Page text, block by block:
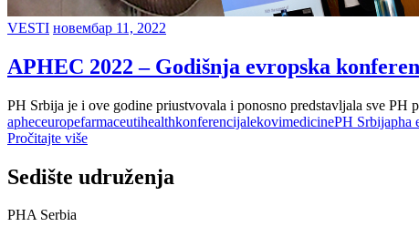
VESTI новембар 11, 2022
APHEC 2022 – Godišnja evropska
PH Srbija je i ove godine priustvovala i ponosno predstavljala sve
apheceuropefarmaceutihealthkonferencijalekovimedicinePH Srbijapha
Pročitajte više
Sedište udruženja
PHA Serbia